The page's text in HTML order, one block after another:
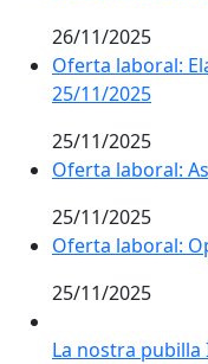
26/11/2025
Oferta laboral:
25/11/2025
25/11/2025
Oferta laboral:
25/11/2025
Oferta laboral:
25/11/2025
La nostra pubilla